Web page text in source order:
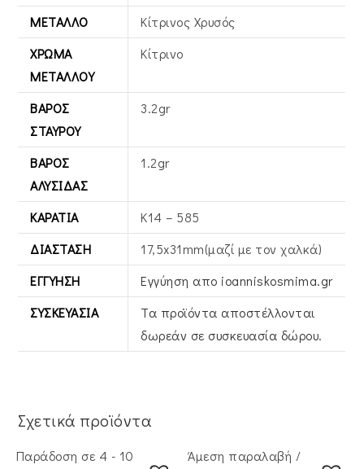
ΜΈΤΑΛΛΟ
Κίτρινος Xρυσός
ΧΡΏΜΑ
ΜΕΤΆΛΛΟΥ
Κίτρινο
ΒΆΡΟΣ
ΣΤΑΥΡΟΎ
3.2gr
ΒΆΡΟΣ
ΑΛΥΣΊΔΑΣ
1.2gr
ΚΑΡΆΤΙΑ
Κ14 – 585
ΔΙΆΣΤΑΣΗ
17,5x31mm(μαζί με τον χαλκά)
ΕΓΓΎΗΣΗ
Εγγύηση απο ioanniskosmima.gr
ΣΥΣΚΕΥΑΣΊΑ
Τα προϊόντα αποστέλλονται
δωρεάν σε συσκευασία δώρου.
Σχετικά προϊόντα
Παράδοση σε 4 - 10 Άμεση παραλαβή /